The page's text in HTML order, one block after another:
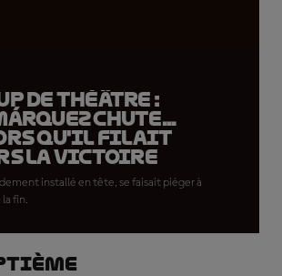
de théâtre :
chute...
qu'il filait
la victoire
installé en tête, se faisait piéger à
fin.